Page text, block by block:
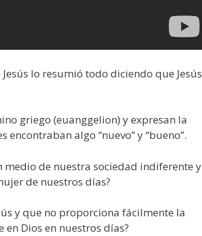
lo resumió todo diciendo que Jesús
griego (euanggelion) y expresan la
algo “nuevo” y “bueno”.
medio de nuestra sociedad indiferente y
de nuestros días?
y que no proporciona fácilmente la
en Dios en nuestros días?